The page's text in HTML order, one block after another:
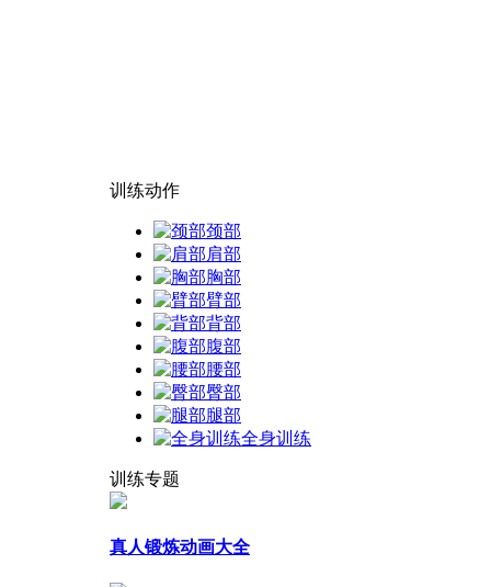
训练动作
颈部
肩部
胸部
臂部
背部
腹部
腰部
臀部
腿部
全身训练
训练专题
真人锻炼动画大全